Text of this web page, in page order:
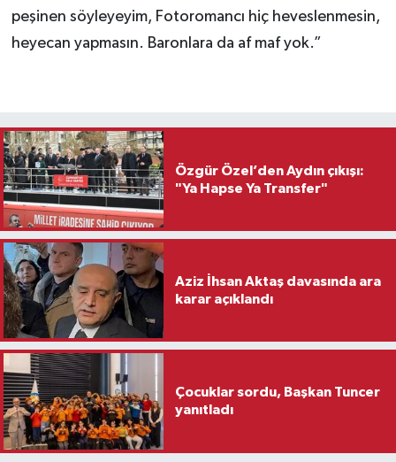
peşinen söyleyeyim, Fotoromancı hiç heveslenmesin,
heyecan yapmasın. Baronlara da af maf yok.”
Özgür Özel’den Aydın çıkışı:
"Ya Hapse Ya Transfer"
Aziz İhsan Aktaş davasında ara
karar açıklandı
Çocuklar sordu, Başkan Tuncer
yanıtladı